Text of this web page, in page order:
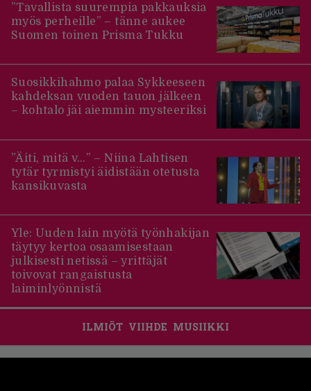
”Tavallista suurempia pakkauksia
myös perheille” – tänne aukee
Suomen toinen Prisma Tukku
Suosikkihahmo palaa Sykkeeseen
kahdeksan vuoden tauon jälkeen
– kohtalo jäi aiemmin mysteeriksi
”Äiti, mitä v…” – Niina Lahtisen
tytär tyrmistyi äidistään otetusta
kansikuvasta
Yle: Uuden lain myötä työnhakijan
täytyy kertoa osaamisestaan
julkisesti netissä – yrittäjät
toivovat rangaistusta
laiminlyönnistä
ILMIÖT VIIHDE MUSIIKKI